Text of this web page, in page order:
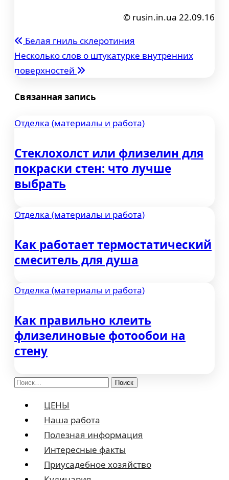
© rusin.in.ua 22.09.16
Навигация
по
записям
Белая гниль склеротиния
Несколько слов о штукатурке внутренних
поверхностей
Связанная запись
Отделка (материалы и работа)
Стеклохолст или флизелин для
покраски стен: что лучше
выбрать
Отделка (материалы и работа)
Как работает термостатический
смеситель для душа
Отделка (материалы и работа)
Как правильно клеить
флизелиновые фотообои на
стену
Найти:
ЦЕНЫ
Наша работа
Полезная информация
Интересные факты
Приусадебное хозяйство